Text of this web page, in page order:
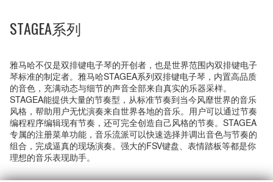
STAGEA系列
雅马哈不仅是双排键电子琴的开创者，也是世界范围内双排键电子
琴标准的制定者。雅马哈STAGEA系列双排键电子琴，内置高品质
的音色，充满动态与细节的声音全部来自真实的乐器采样。
STAGEA能提供大量的节奏型，从标准节奏到当今风靡世界的音乐
风格，帮助用户无忧演奏来自世界各地的音乐。用户可以通过节奏
编程程序编辑现有节奏，还可完全创造自己风格的节奏。STAGEA
专属的注册菜单功能，音乐流派可以快速选择并调出音色与节奏的
组合，完成逼真的现场演奏。强大的FSV键盘、表情踏板等都是你
理想的音乐表现助手。